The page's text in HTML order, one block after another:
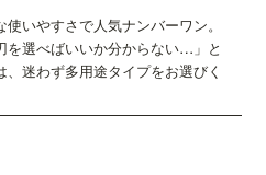
使いやすさで人気ナンバーワン。
を選べばいいか分からない…」と
、迷わず多用途タイプをお選びく